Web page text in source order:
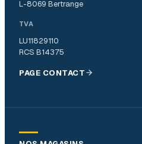
L-8069 Bertrange
TVA
LU11829110
RCS B14375
PAGE CONTACT